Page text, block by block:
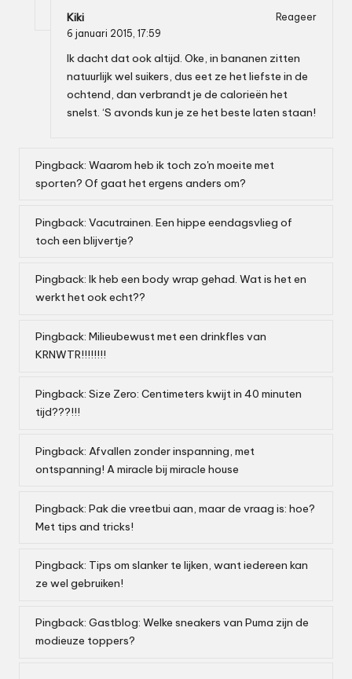
Kiki
Reageer
6 januari 2015, 17:59
Ik dacht dat ook altijd. Oke, in bananen zitten
natuurlijk wel suikers, dus eet ze het liefste in de
ochtend, dan verbrandt je de calorieën het
snelst. ‘S avonds kun je ze het beste laten staan!
Pingback: Waarom heb ik toch zo'n moeite met
sporten? Of gaat het ergens anders om?
Pingback: Vacutrainen. Een hippe eendagsvlieg of
toch een blijvertje?
Pingback: Ik heb een body wrap gehad. Wat is het en
werkt het ook echt??
Pingback: Milieubewust met een drinkfles van
KRNWTR!!!!!!!!
Pingback: Size Zero: Centimeters kwijt in 40 minuten
tijd???!!!
Pingback: Afvallen zonder inspanning, met
ontspanning! A miracle bij miracle house
Pingback: Pak die vreetbui aan, maar de vraag is: hoe?
Met tips and tricks!
Pingback: Tips om slanker te lijken, want iedereen kan
ze wel gebruiken!
Pingback: Gastblog: Welke sneakers van Puma zijn de
modieuze toppers?